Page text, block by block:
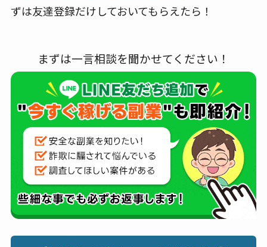
ずは友達登録だけしておいてもらえたら！
まずは一言相談を聞かせてください！